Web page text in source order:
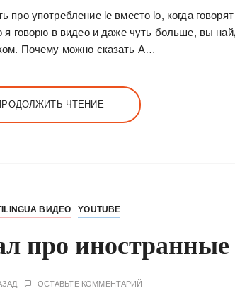
про употребление le вместо lo, когда
говорю в видео и даже чуть больше, вы
Почему можно сказать A…
ЧТЕНИЕ
ВИДЕО YOUTUBE
про
ОСТАВЬТЕ КОММЕНТАРИЙ